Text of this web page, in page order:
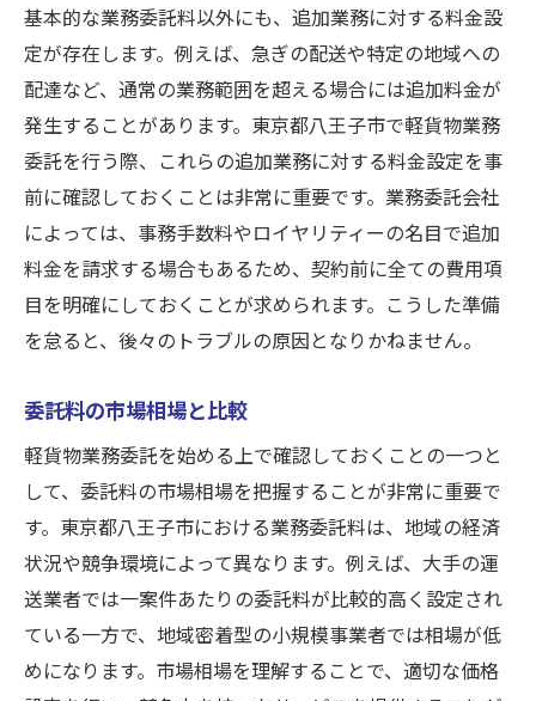
基本的な業務委託料以外にも、追加業務に対する料金設
定が存在します。例えば、急ぎの配送や特定の地域への
配達など、通常の業務範囲を超える場合には追加料金が
発生することがあります。東京都八王子市で軽貨物業務
委託を行う際、これらの追加業務に対する料金設定を事
前に確認しておくことは非常に重要です。業務委託会社
によっては、事務手数料やロイヤリティーの名目で追加
料金を請求する場合もあるため、契約前に全ての費用項
目を明確にしておくことが求められます。こうした準備
を怠ると、後々のトラブルの原因となりかねません。
委託料の市場相場と比較
軽貨物業務委託を始める上で確認しておくことの一つと
して、委託料の市場相場を把握することが非常に重要で
す。東京都八王子市における業務委託料は、地域の経済
状況や競争環境によって異なります。例えば、大手の運
送業者では一案件あたりの委託料が比較的高く設定され
ている一方で、地域密着型の小規模事業者では相場が低
めになります。市場相場を理解することで、適切な価格